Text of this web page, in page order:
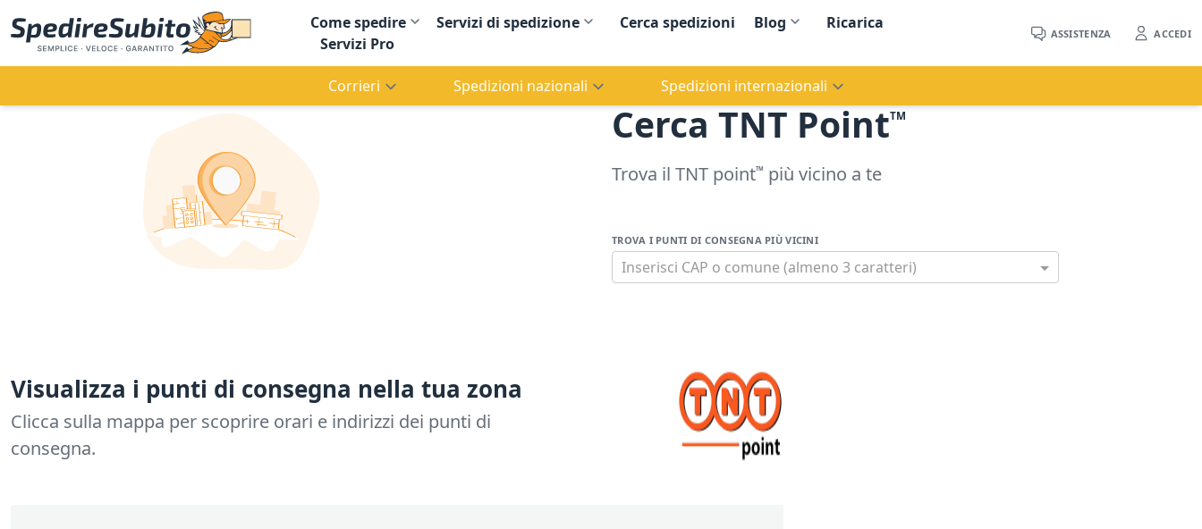
Come spedire Servizi di spedizione Cerca spedizioni Blog
Ricarica
Servizi Pro
ASSISTENZA ACCEDI
Corrieri Spedizioni nazionali Spedizioni internazionali
Cerca TNT PointTM
Trova il TNT pointTM più vicino a te
TROVA I PUNTI DI CONSEGNA PIÙ VICINI
Inserisci CAP o comune (almeno 3 caratteri)
Visualizza i punti di consegna nella tua zona
Clicca sulla mappa per scoprire orari e indirizzi dei punti di
consegna.